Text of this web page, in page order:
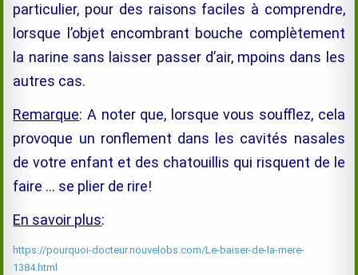
particulier, pour des raisons faciles à comprendre,
lorsque l’objet encombrant bouche complètement
la narine sans laisser passer d’air, mpoins dans les
autres cas.
Remarque: A noter que, lorsque vous soufflez, cela
provoque un ronflement dans les cavités nasales
de votre enfant et des chatouillis qui risquent de le
faire … se plier de rire!
En savoir plus:
https://pourquoi-docteur.nouvelobs.com/Le-baiser-de-la-mere-
1384.html